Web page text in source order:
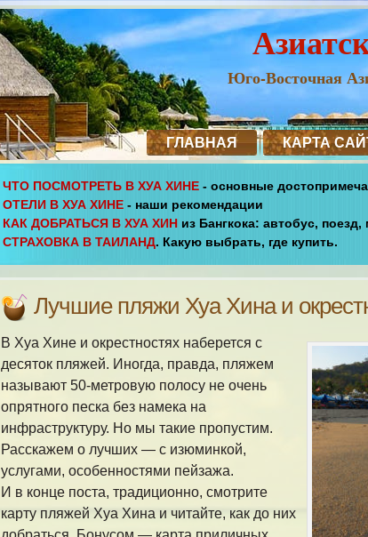
Юго-Восточная
ГЛАВНАЯ КАРТА
ЧТО ПОСМОТРЕТЬ В ХУА ХИНЕ - основные
ОТЕЛИ В ХУА ХИНЕ - наши рекомендации
КАК ДОБРАТЬСЯ В ХУА ХИН из Бангкока: автобус,
СТРАХОВКА В ТАИЛАНД. Какую выбрать, где купить.
Лучшие пляжи Хуа Хина и
В Хуа Хине и окрестностях наберется с
десяток пляжей. Иногда, правда, пляжем
называют 50-метровую полосу не очень
опрятного песка без намека на
инфраструктуру. Но мы такие пропустим.
Расскажем о лучших — с изюминкой,
услугами, особенностями пейзажа.
И в конце поста, традиционно, смотрите
карту пляжей Хуа Хина и читайте, как до них